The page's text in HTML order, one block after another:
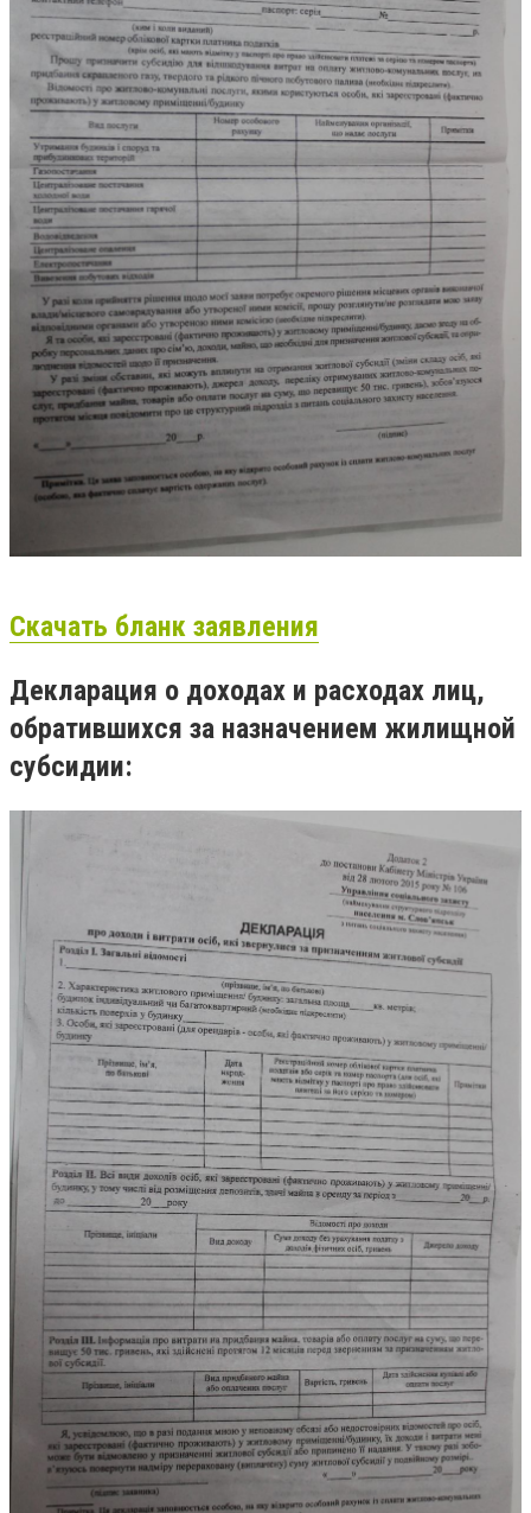
Скачать бланк заявления
Декларация о доходах и расходах лиц,
обратившихся за назначением жилищной
субсидии: